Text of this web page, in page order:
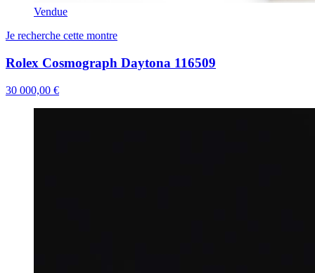
Vendue
Je recherche cette montre
Rolex Cosmograph Daytona 116509
30 000,00 €